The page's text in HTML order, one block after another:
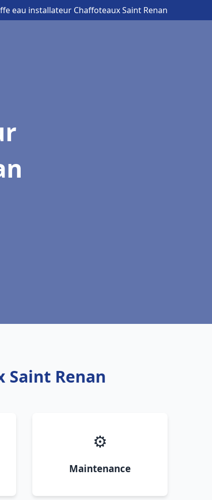
eau installateur Chaffoteaux Saint Renan
Renan
⚙️
Maintenance